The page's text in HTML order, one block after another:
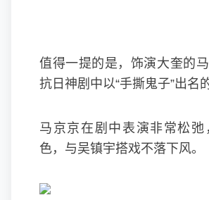
值得一提的是，饰演大奎的
抗日神剧中以“手撕鬼子”出名
马京京在剧中表演非常松弛
色，与吴镇宇搭戏不落下风。